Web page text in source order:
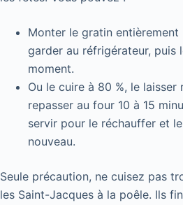
Monter le gratin entièrement
garder au réfrigérateur, puis
moment.
Ou le cuire à 80 %, le laisser
repasser au four 10 à 15
servir pour le réchauffer et
nouveau.
Seule précaution, ne cuisez pas
les Saint-Jacques à la poêle. Ils